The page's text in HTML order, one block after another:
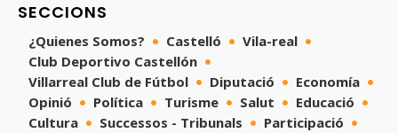
SECCIONS
¿Quienes Somos? Castelló
Vila-real
Club Deportivo Castellón
Villarreal Club de Fútbol
Diputació
Economía
Opinió
Política Turisme Salut
Educació
Cultura
Successos - Tribunals
Participació